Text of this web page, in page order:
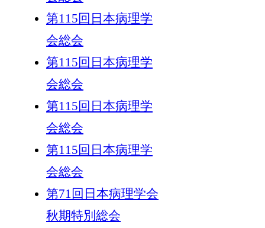
第115回日本病理学
会総会
第115回日本病理学
会総会
第115回日本病理学
会総会
第115回日本病理学
会総会
第71回日本病理学会
秋期特別総会